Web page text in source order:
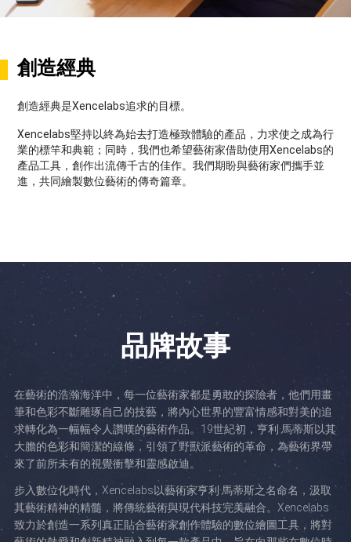
創造經典
創造經典是Xencelabs追求的目標。
Xencelabs堅持以終為始去打造極致體驗的產品，力求使之成為行
業的標竿和典範；同時，我們也希望藝術家借助使用Xencelabs的
產品工具，創作出流傳千古的佳作。我們期盼與藝術家們攜手並
進，共同繪製數位藝術的傳奇篇章。
品牌故事
在藝術的浩瀚海洋中，每一位藝術家都是勇敢的探險者，他們用畫
筆和色彩不斷雕琢自己的技藝，將內心世界的豐富情感和對美的追
求轉化為一幅幅令人讚嘆的藝術作品。19世紀初，亨利·馬蒂斯以其
大膽的色彩和簡潔的線條，引領了野獸派藝術的革命，為藝術界帶
來了前所未有的視覺衝擊和靈感啟迪。
步入數位化時代，Xencelabs以藝術家亨利·馬蒂斯之名命名，汲取
其藝術精神的精髓，將傳統藝術與現代科技完美融合。Xencelabs
致力於創造一系列真正貼合藝術家創作體驗的數位繪圖工具，將對